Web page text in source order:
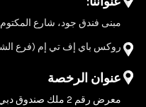
مبنى فندق جود، شارع
روكس باي إف تي إم (فرع
عنوان الرخصة
معرض رقم 2 ملك صندوق دبي للاستثمارات - بردبي - ام الشيف .